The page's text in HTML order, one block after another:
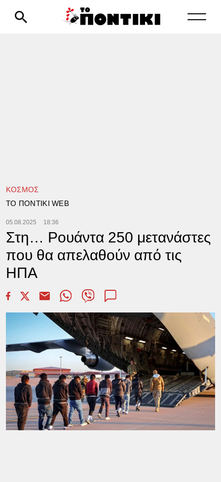
ΚΟΣΜΟΣ
TΟ ΠΟΝΤΙΚΙ WEB
05.08.2025 18:36
Στη… Ρουάντα 250 μετανάστες
που θα απελαθούν από τις
ΗΠΑ